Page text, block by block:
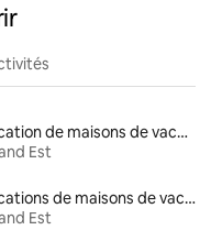
Location de maisons de vacances
Est
Locations de maisons de vacances
Est